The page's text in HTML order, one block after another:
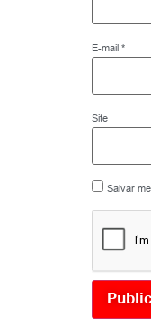
E-mail *
Site
Salvar